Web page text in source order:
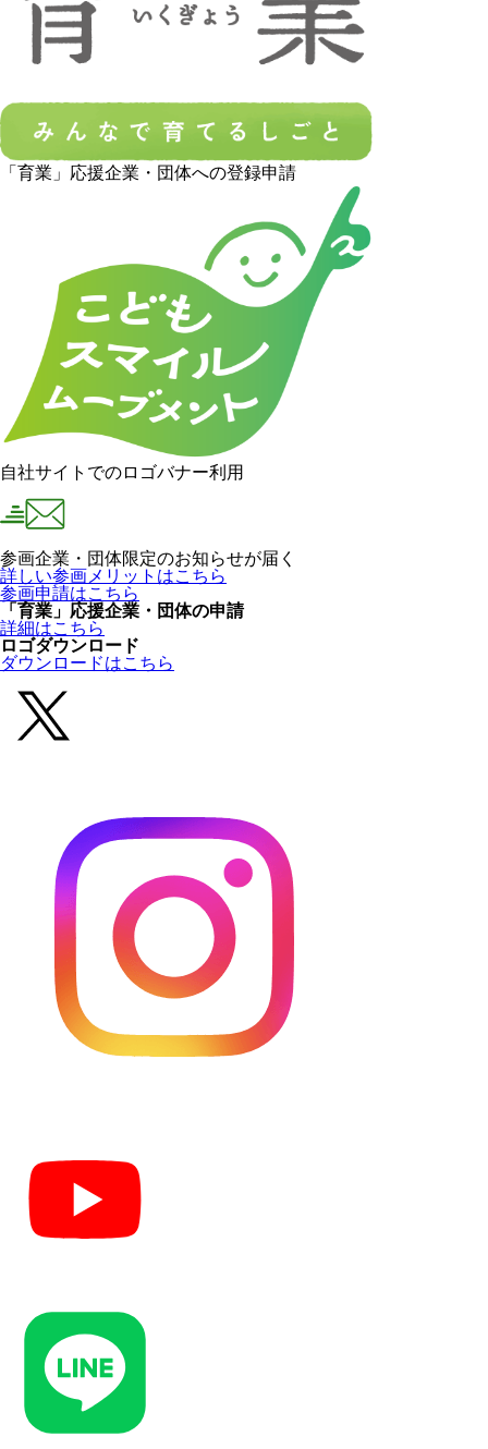
「育業」応援企業・団体への登録申請
自社サイトでのロゴバナー利用
参画企業・団体限定のお知らせが届く
詳しい参画メリットはこちら
参画申請はこちら
「育業」応援企業・団体の申請
詳細はこちら
ロゴダウンロード
ダウンロードはこちら